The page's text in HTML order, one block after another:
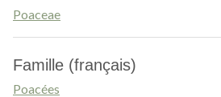
Poaceae
Famille (français)
Poacées